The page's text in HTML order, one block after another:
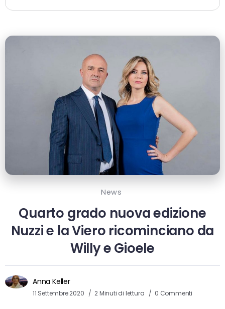
News
Quarto grado nuova edizione
Nuzzi e la Viero ricominciano da
Willy e Gioele
Anna Keller
11 Settembre 2020 2 Minuti di lettura 0 Commenti